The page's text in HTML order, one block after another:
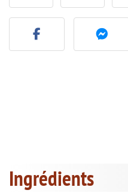
Publier
Ingrédients